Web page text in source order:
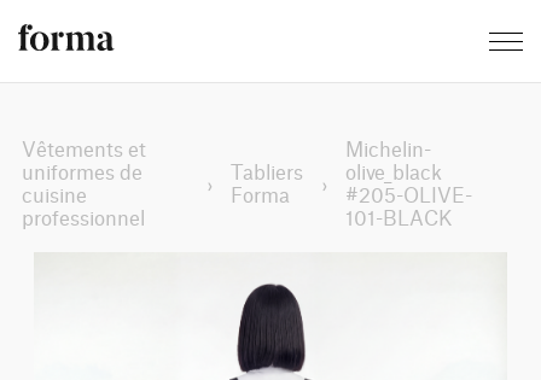
Vêtements et
uniformes de
cuisine
professionnel
›
Tabliers
Forma
›
Michelin-
olive_black
#205-OLIVE-
101-BLACK